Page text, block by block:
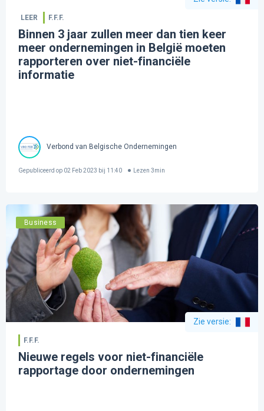
LEER F.F.F.
Binnen 3 jaar zullen meer dan tien keer
meer ondernemingen in België moeten
rapporteren over niet-financiële
informatie
Verbond van Belgische Ondernemingen
Gepubliceerd op 02 Feb 2023 bij 11:40 Lezen 3min
Business
Zie versie:
F.F.F.
Nieuwe regels voor niet-financiële
rapportage door ondernemingen